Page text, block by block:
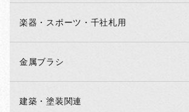
楽器・スポーツ・千社札用
金属ブラシ
建築・塗装関連